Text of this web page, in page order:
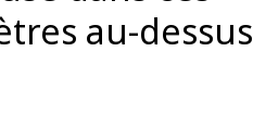
au-dessus